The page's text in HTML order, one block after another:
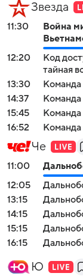
Звезда
11:30
Война
12:20
Код
тайная
13:30
Команда
14:37
Команда
15:45
Команда
16:52
Команда
Че
11:00
12:05
13:15
14:15
15:15
16:15
Ю